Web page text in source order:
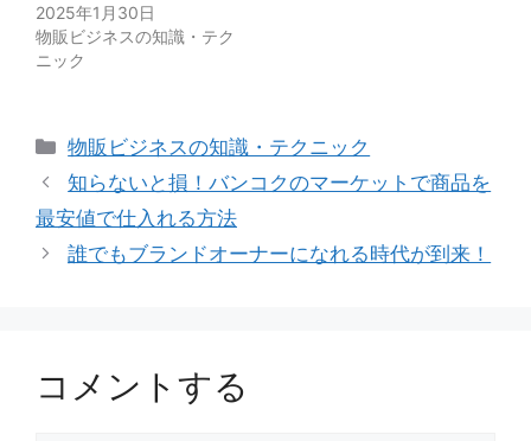
2025年1月30日
物販ビジネスの知識・テク
ニック
カ
テ
リ
ー
物販ビジネスの知識・テクニック
知らないと損！バンコクのマーケットで商品を
最安値で仕入れる方法
誰でもブランドオーナーになれる時代が到来！
コメントする